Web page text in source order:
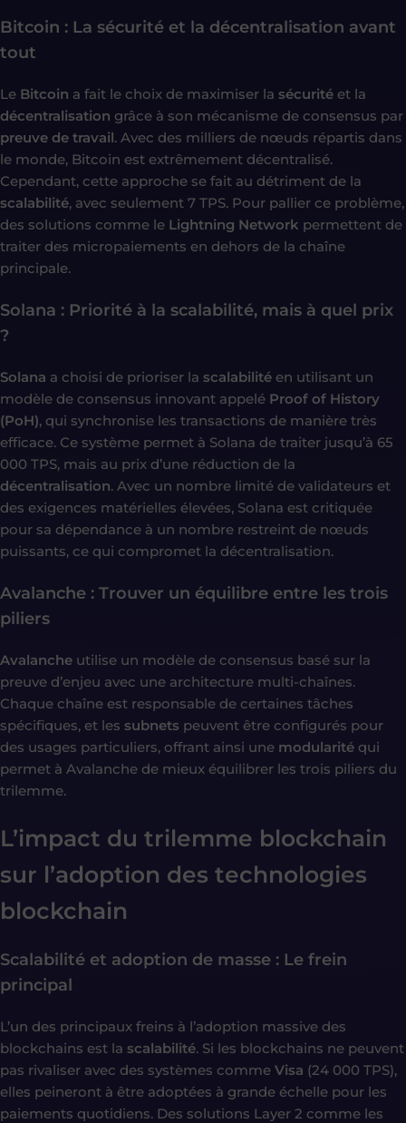
Bitcoin : La sécurité et la décentralisation avant
tout
Le Bitcoin a fait le choix de maximiser la sécurité et la
décentralisation grâce à son mécanisme de consensus par
preuve de travail. Avec des milliers de nœuds répartis dans
le monde, Bitcoin est extrêmement décentralisé.
Cependant, cette approche se fait au détriment de la
scalabilité, avec seulement 7 TPS. Pour pallier ce problème,
des solutions comme le Lightning Network permettent de
traiter des micropaiements en dehors de la chaîne
principale.
Solana : Priorité à la scalabilité, mais à quel prix
?
Solana a choisi de prioriser la scalabilité en utilisant un
modèle de consensus innovant appelé Proof of History
(PoH), qui synchronise les transactions de manière très
efficace. Ce système permet à Solana de traiter jusqu’à 65
000 TPS, mais au prix d’une réduction de la
décentralisation. Avec un nombre limité de validateurs et
des exigences matérielles élevées, Solana est critiquée
pour sa dépendance à un nombre restreint de nœuds
puissants, ce qui compromet la décentralisation.
Avalanche : Trouver un équilibre entre les trois
piliers
Avalanche utilise un modèle de consensus basé sur la
preuve d’enjeu avec une architecture multi-chaînes.
Chaque chaîne est responsable de certaines tâches
spécifiques, et les subnets peuvent être configurés pour
des usages particuliers, offrant ainsi une modularité qui
permet à Avalanche de mieux équilibrer les trois piliers du
trilemme.
L’impact du trilemme blockchain
sur l’adoption des technologies
blockchain
Scalabilité et adoption de masse : Le frein
principal
L’un des principaux freins à l’adoption massive des
blockchains est la scalabilité. Si les blockchains ne peuvent
pas rivaliser avec des systèmes comme Visa (24 000 TPS),
elles peineront à être adoptées à grande échelle pour les
paiements quotidiens. Des solutions Layer 2 comme les